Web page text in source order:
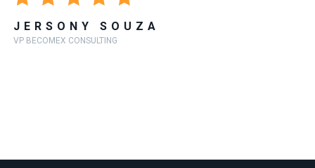
JERSONY SOUZA
VP BECOMEX CONSULTING